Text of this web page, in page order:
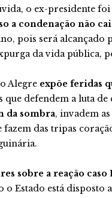
o ex-presidente
a condenação não
pois será alcançado
da vida pública,
Alegre expõe feridas
que defendem a luta de
da sombra, invadem
das tripas
sobre a reação
o Estado está disposto